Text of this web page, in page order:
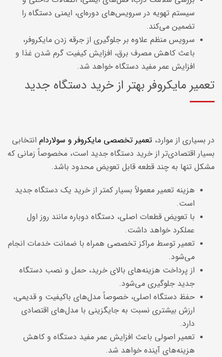
سیستم تهویه در سرویس‌های دوره‌ای، ایمنی دستگاه را
تضمین می‌کند.
سرویس منظم علاوه بر جلوگیری از جرقه زدن مایکروفر،
باعث کاهش مصرف برق، افزایش کیفیت گرم شدن غذا و
افزایش عمر مفید دستگاه خواهد شد.
تعمیر مایکروفر بهتر از خرید دستگاه جدید
در بسیاری از موارد، تعمیر تخصصی مایکروفر و سولاردام انتخابی
بسیار اقتصادی‌تر از خرید دستگاه جدید است، مخصوصاً زمانی که
مشکل تنها به چند قطعه قابل تعویض محدود باشد.
هزینه تعمیر معمولاً بسیار کمتر از خرید یک دستگاه جدید
است.
با تعویض قطعات اصلی، دستگاه دوباره مانند روز اول
عملکرد خواهد داشت.
تعمیر توسط مراکز تخصصی همراه با ضمانت خدمات انجام
می‌شود.
از پرداخت هزینه‌های بالای خرید، حمل و نصب دستگاه
جدید جلوگیری می‌شود.
حفظ دستگاه اصلی، خصوصاً مدل‌های باکیفیت و قدیمی،
ارزش بیشتری نسبت به جایگزینی با مدل‌های اقتصادی
دارد.
تعمیر اصولی باعث افزایش عمر مفید دستگاه و کاهش
هزینه‌های آینده خواهد شد.